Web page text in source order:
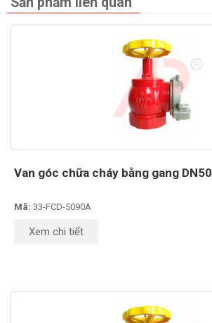
Van góc chữa cháy bằng gang DN50
Mã: 33-FCD-5090A
Xem chi tiết